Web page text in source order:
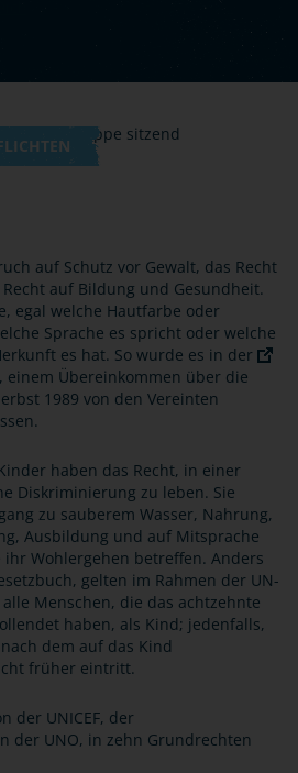
auf Schutz vor Gewalt, das Recht
auf Bildung und Gesundheit.
egal welche Hautfarbe oder
Sprache es spricht oder welche
es hat. So wurde es in der
, einem Übereinkommen über die
1989 von den Vereinten
haben das Recht, in einer
Diskriminierung zu leben. Sie
zu sauberem Wasser, Nahrung,
Ausbildung und auf Mitsprache
Wohlergehen betreffen. Anders
gelten im Rahmen der UN-
Menschen, die das achtzehnte
haben, als Kind; jedenfalls,
dem auf das Kind
früher eintritt.
der UNICEF, der
der UNO, in zehn Grundrechten